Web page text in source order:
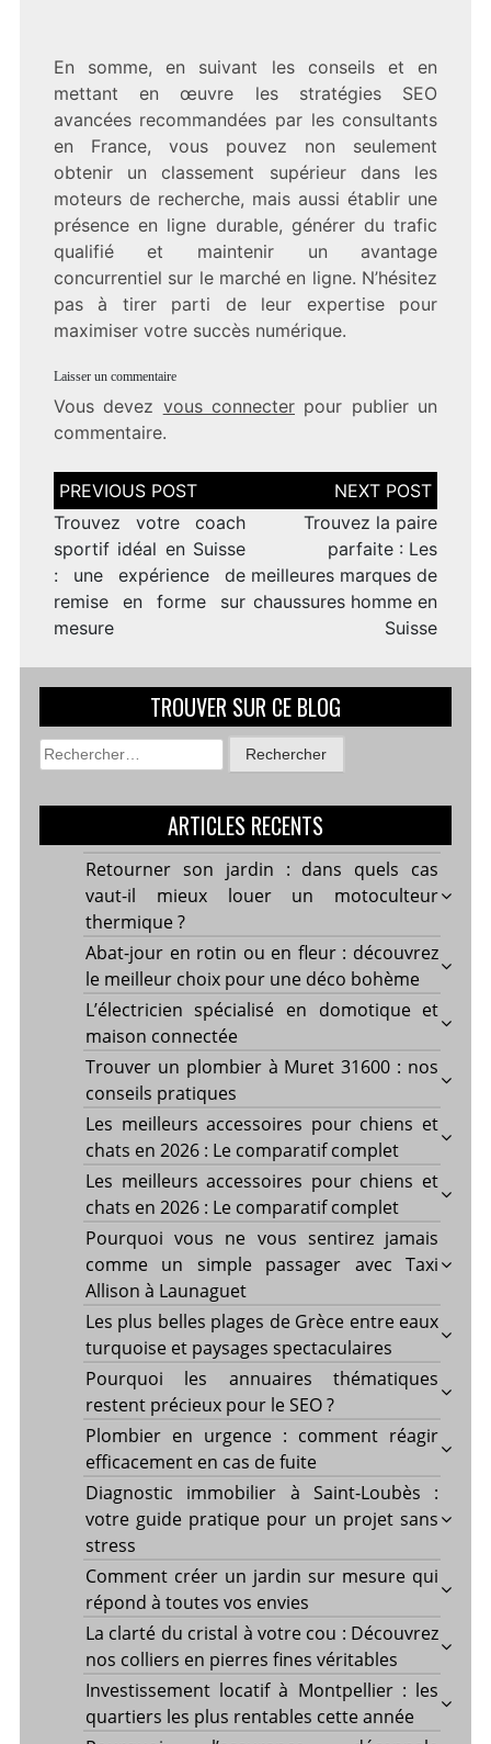
En somme, en suivant les conseils et en
mettant en œuvre les stratégies SEO
avancées recommandées par les consultants
en France, vous pouvez non seulement
obtenir un classement supérieur dans les
moteurs de recherche, mais aussi établir une
présence en ligne durable, générer du trafic
qualifié et maintenir un avantage
concurrentiel sur le marché en ligne. N’hésitez
pas à tirer parti de leur expertise pour
maximiser votre succès numérique.
Laisser un commentaire
Vous devez vous connecter pour publier un
commentaire.
Navigation
de
l’article
Trouvez votre coach
sportif idéal en Suisse
: une expérience de
remise en forme sur
mesure
Trouvez la paire
parfaite : Les
meilleures marques de
chaussures homme en
Suisse
TROUVER SUR CE BLOG
Rechercher :
ARTICLES RECENTS
Retourner son jardin : dans quels cas
vaut-il mieux louer un motoculteur
thermique ?
Abat-jour en rotin ou en fleur : découvrez
le meilleur choix pour une déco bohème
L’électricien spécialisé en domotique et
maison connectée
Trouver un plombier à Muret 31600 : nos
conseils pratiques
Les meilleurs accessoires pour chiens et
chats en 2026 : Le comparatif complet
Les meilleurs accessoires pour chiens et
chats en 2026 : Le comparatif complet
Pourquoi vous ne vous sentirez jamais
comme un simple passager avec Taxi
Allison à Launaguet
Les plus belles plages de Grèce entre eaux
turquoise et paysages spectaculaires
Pourquoi les annuaires thématiques
restent précieux pour le SEO ?
Plombier en urgence : comment réagir
efficacement en cas de fuite
Diagnostic immobilier à Saint-Loubès :
votre guide pratique pour un projet sans
stress
Comment créer un jardin sur mesure qui
répond à toutes vos envies
La clarté du cristal à votre cou : Découvrez
nos colliers en pierres fines véritables
Investissement locatif à Montpellier : les
quartiers les plus rentables cette année